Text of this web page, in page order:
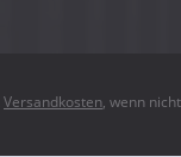
Versandkosten, wenn